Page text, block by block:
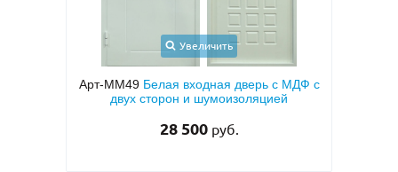
дверь с МДФ с
Увеличить
Арт-ММ1573Входная дверь с
металлофиленкой, бугельной ручкой и